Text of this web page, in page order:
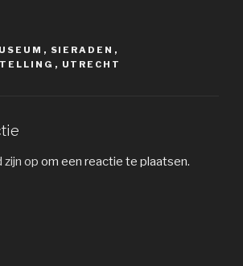
, SIERADEN ,
, UTRECHT
op om een reactie te plaatsen.